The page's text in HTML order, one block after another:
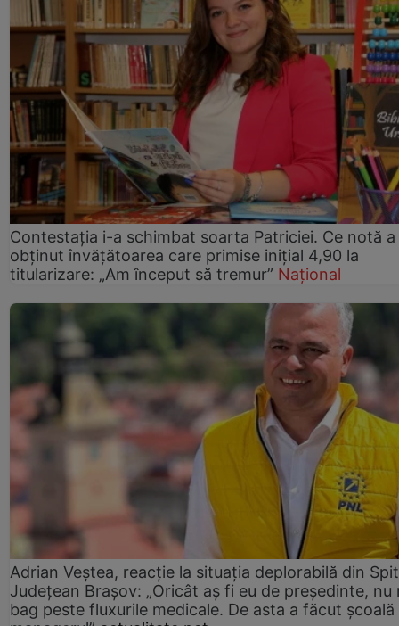
Contestația i-a schimbat soarta Patriciei. Ce notă a
obținut învățătoarea care primise inițial 4,90 la
titularizare: „Am început să tremur” Național
Adrian Veștea, reacție la situația deplorabilă din
Județean Brașov: „Oricât aș fi eu de președinte, nu
bag peste fluxurile medicale. De asta a făcut școală